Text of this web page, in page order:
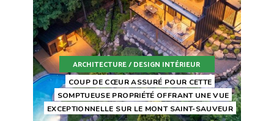
ARCHITECTURE / DESIGN INTÉRIEUR
COUP DE CŒUR ASSURÉ POUR CETTE
SOMPTUEUSE PROPRIÉTÉ OFFRANT UNE VUE
EXCEPTIONNELLE SUR LE MONT SAINT-SAUVEUR